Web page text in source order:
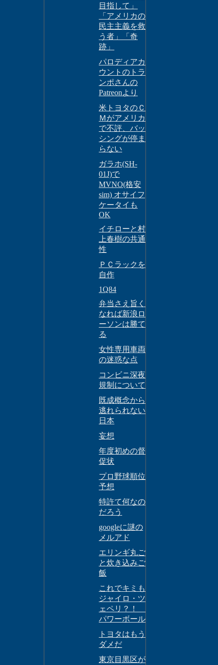
目指して」
「アメリカの
民主主義を救
う者」「奇
跡」
パロディアカ
ウントのトラ
ンポさんの
Patreonより
米トヨタのＣ
Ｍがアメリカ
で不評、バッ
シングが停ま
らない
ガラホ(SH-
01J)で
MVNO(格安
sim) オサイフ
ケータイも
OK
イチローと村
上春樹の共通
性
ＰＣラックを
自作
1Q84
弁当さえ旨く
なれば新浪ロ
ーソンは勝て
る
女性専用車両
の迷惑な点
コンビニ深夜
規制について
既成概念から
逃れられない
日本
妄想
年度初めの督
促状
プロ野球順位
予想
特許て何なの
だろう
googleに謎の
メルアド
エリンギ丸ご
と炊き込みご
飯
これでキミも
ジャイロ・ツ
ェペリ？！
パワーボール
トヨタはもう
ダメだ
東京目黒区が